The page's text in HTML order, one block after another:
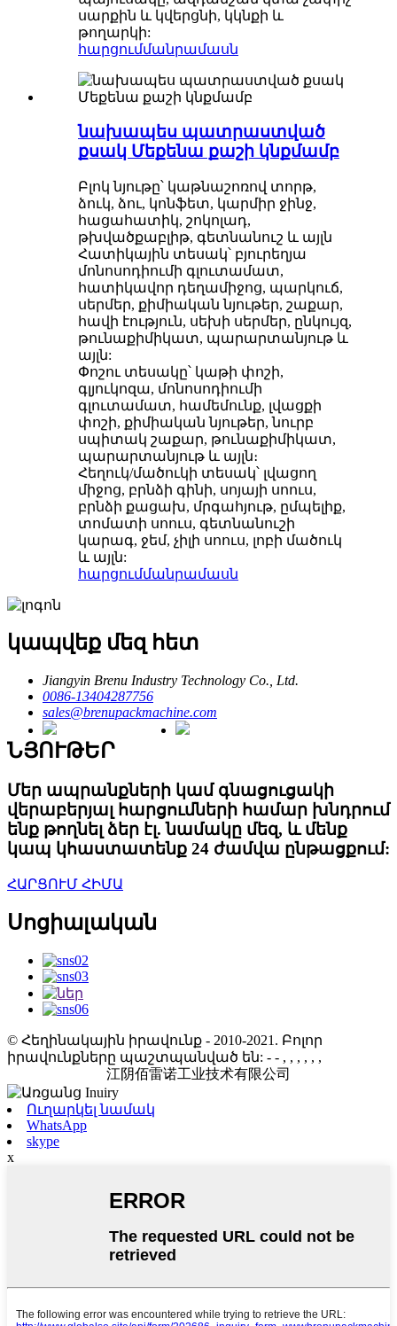
սարքին և կվերցնի, կկնքի և
թողարկի:
հարցումմանրամասն
նախապես պատրաստված
քսակ Մեքենա քաշի կնքմամբ
Բլոկ նյութը՝ կաթնաշոռով տորթ,
ձուկ, ձու, կոնֆետ, կարմիր ջինջ,
հացահատիկ, շոկոլադ,
թխվածքաբլիթ, գետնանուշ և այլն
Հատիկային տեսակ՝ բյուրեղյա
մոնոսոդիումի գլուտամատ,
հատիկավոր դեղամիջոց, պարկուճ,
սերմեր, քիմիական նյութեր, շաքար,
հավի էություն, սեխի սերմեր, ընկույզ,
թունաքիմիկատ, պարարտանյութ և
այլն:
Փոշու տեսակը՝ կաթի փոշի,
գլյուկոզա, մոնոսոդիումի
գլուտամատ, համեմունք, լվացքի
փոշի, քիմիական նյութեր, նուրբ
սպիտակ շաքար, թունաքիմիկատ,
պարարտանյութ և այլն։
Հեղուկ/մածուկի տեսակ՝ լվացող
միջոց, բրնձի գինի, սոյայի սոուս,
բրնձի քացախ, մրգահյութ, ըմպելիք,
տոմատի սոուս, գետնանուշի
կարագ, ջեմ, չիլի սոուս, լոբի մածուկ
և այլն:
հարցումմանրամասն
կապվեք մեզ հետ
Jiangyin Brenu Industry Technology Co., Ltd.
0086-13404287756
sales@brenupackmachine.com
ՆՅՈՒԹԵՐ
Մեր ապրանքների կամ գնացուցակի
վերաբերյալ հարցումների համար խնդրում
ենք թողնել ձեր էլ. նամակը մեզ, և մենք
կապ կհաստատենք 24 ժամվա ընթացքում:
ՀԱՐՑՈՒՄ ՀԻՄԱ
Սոցիալական
© Հեղինակային իրավունք - 2010-2021. Բոլոր
իրավունքները պաշտպանված են: - - , , , , , ,
江阴佰雷诺工业技术有限公司
Ուղարկել նամակ
WhatsApp
skype
x